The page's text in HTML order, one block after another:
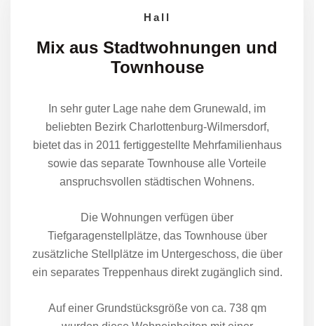
Hall
Mix aus Stadtwohnungen und
Townhouse
n sehr guter Lage nahe dem Grunewald, im
beliebten Bezirk Charlottenburg-Wilmersdorf,
bietet das in 2011 fertiggestellte Mehrfamilienhaus
sowie das separate Townhouse alle Vorteile
anspruchsvollen städtischen Wohnens.
Die Wohnungen verfügen über
Tiefgaragenstellplätze, das Townhouse über
zusätzliche Stellplätze im Untergeschoss, die über
ein separates Treppenhaus direkt zugänglich sind.
Auf einer Grundstücksgröße von ca. 738 qm